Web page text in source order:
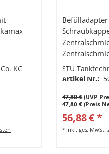
KG
STU
Artikel Nr.:
47,80 €(UVP
47,80 € (Preis
56,88 € *
* inkl. ges. MwSt.